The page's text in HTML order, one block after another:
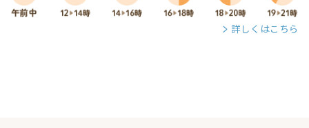
詳しくはこちら